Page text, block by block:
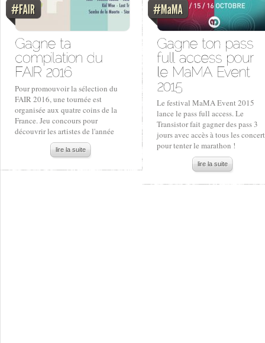
Pour promouvoir la sélection du
FAIR 2016, une tournée est
organisée aux quatre coins de la
France. Jeu concours pour
découvrir les artistes de l'année
lire la suite
Le festival MaMA Event 2015
lance le pass full access. Le
Transistor fait gagner des pass 3
jours avec accès à tous les
pour tenter le marathon !
lire la suite